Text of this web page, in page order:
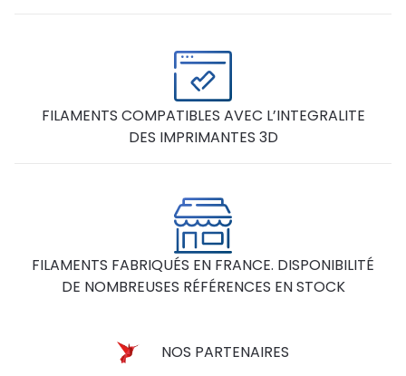
FILAMENTS COMPATIBLES AVEC L’INTEGRALITE
DES IMPRIMANTES 3D
FILAMENTS FABRIQUÉS EN FRANCE. DISPONIBILITÉ
DE NOMBREUSES RÉFÉRENCES EN STOCK
NOS PARTENAIRES